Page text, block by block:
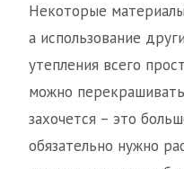
Некоторые
а использование
утепления всего
можно
захочется – это
обязательно нужно